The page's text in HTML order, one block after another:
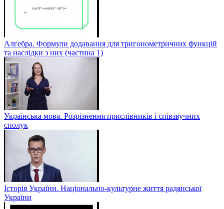
Алгебра. Формули додавання для тригонометричних функцій
та наслідки з них (частина 1)
Українська мова. Розрізнення прислівників і співзвучних
сполук
Історія України. Національно-культурне життя радянської
України